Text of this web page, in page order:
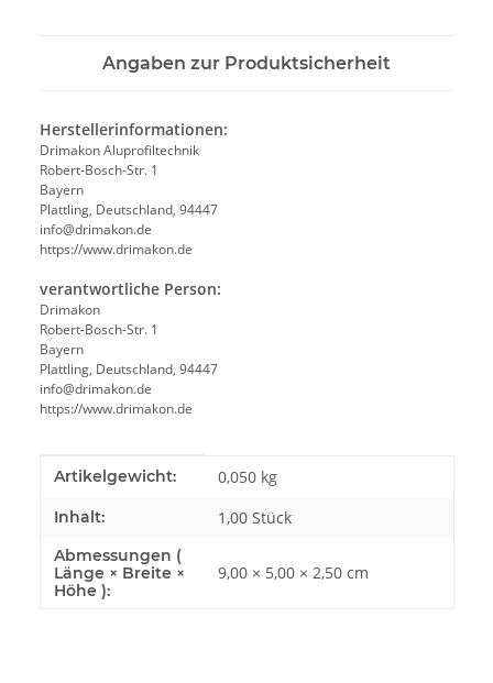
Angaben zur Produktsicherheit
Herstellerinformationen:
Drimakon Aluprofiltechnik
Robert-Bosch-Str. 1
Bayern
Plattling, Deutschland, 94447
info@drimakon.de
https://www.drimakon.de
verantwortliche Person:
Drimakon
Robert-Bosch-Str. 1
Bayern
Plattling, Deutschland, 94447
info@drimakon.de
https://www.drimakon.de
Produkteigenschaft
Wert
Artikelgewicht: 0,050 kg
Inhalt: 1,00 Stück
Abmessungen (
Länge × Breite ×
Höhe ):
9,00 × 5,00 × 2,50 cm